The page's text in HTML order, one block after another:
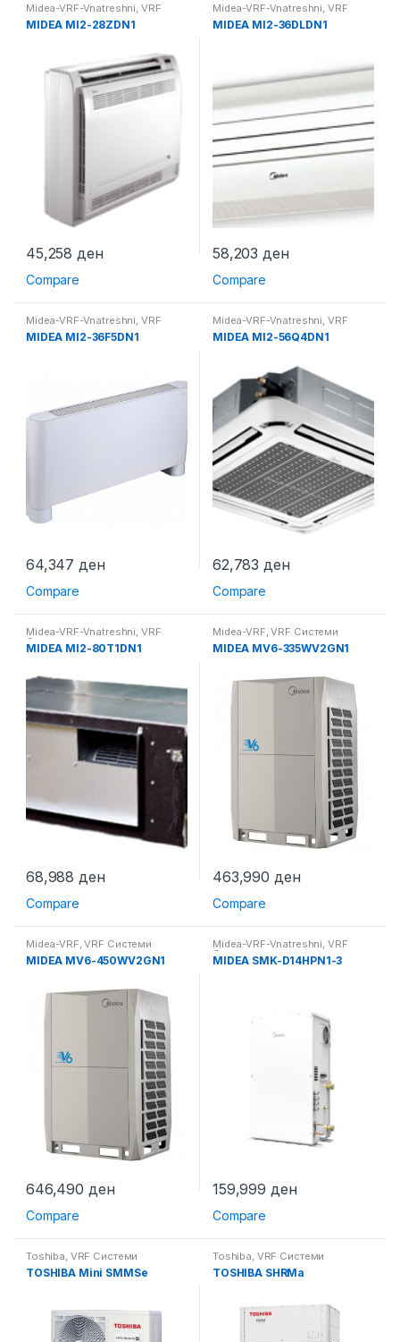
Midea-VRF-Vnatreshni, VRF
Системи
MIDEA MI2-28ZDN1
45,258 ден
Compare
Midea-VRF-Vnatreshni, VRF
Системи
MIDEA MI2-36DLDN1
58,203 ден
Compare
Midea-VRF-Vnatreshni VRF
MIDEA MI2-36F5DN1
64,347ден
Compare
Midea-VRF-Vnatreshni VRF
MIDEA MI2-56Q4DN1
62,783ден
Compare
Midea-VRF-Vnatreshni, VRF
Системи
MIDEA MI2-80T1DN1
68,988ден
Compare
Midea-VRF,VRF Системи
MIDEA MV6-335WV2GN1
463,990 ден
Compare
Midea-VRF,VRF Системи
MIDEA MV6-450WV2GN1
646,490 ден
Compare
Midea-VRF-Vnatreshni, VRF
Системи
MIDEA SMK-D14HPN1-3
159,999 ден
Compare
Toshiba, VRF Системи
TOSHIBA Mini SMMSe
Toshiba, VRF Системи
TOSHIBA SHRMа